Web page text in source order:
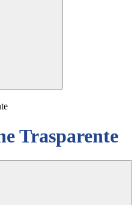
Trasparente